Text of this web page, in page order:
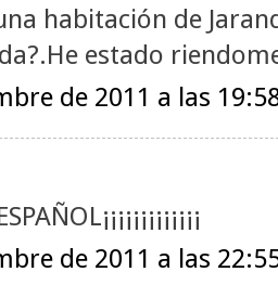
habitación de
estado
de 2011 a las
de 2011 a las